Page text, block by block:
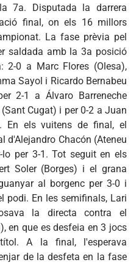
7a. Disputada la darrera
final, on els 16 millors
La fase prèvia pel
saldada amb la 3a posició
0 a Marc Flores (Olesa),
Sayol i Ricardo Bernabeu
2-1 a Álvaro Barreneche
Cugat) i per 0-2 a Juan
En els vuitens de final, el
d'Alejandro Chacón (Ateneu
per 3-1. Tot seguit en els
Soler (Borges) i el grana
al borgenc per 3-0 i
podi. En les semifinals, Lari
la directa contra el
en que es desfeia en 3 jocs
A la final, l'esperava
de la desfeta en la fase